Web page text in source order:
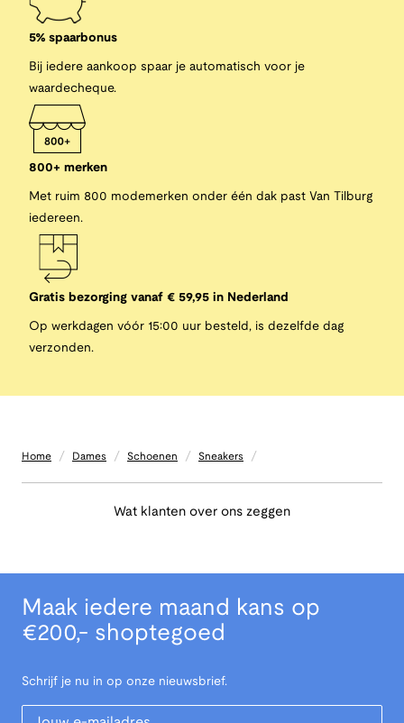
5% spaarbonus
Bij iedere aankoop spaar je automatisch voor je
waardecheque.
800+ merken
Met ruim 800 modemerken onder één dak past Van Tilburg
iedereen.
Gratis bezorging vanaf € 59,95 in Nederland
Op werkdagen vóór 15:00 uur besteld, is dezelfde dag
verzonden.
Home / Dames / Schoenen / Sneakers /
Wat klanten over ons zeggen
Maak iedere maand kans op
€200,- shoptegoed
Schrijf je nu in op onze nieuwsbrief.
Your Email